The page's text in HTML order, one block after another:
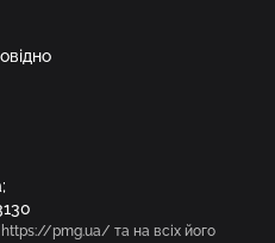
https://pmg.ua/ та на всіх його